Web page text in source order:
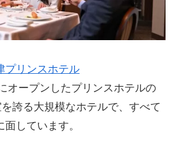
プリンスホテル
オープンしたプリンスホテルの
誇る大規模なホテルで、すべて
しています。